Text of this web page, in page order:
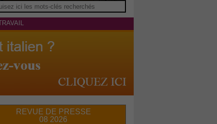
REVUE DE PRESSE
08 2026